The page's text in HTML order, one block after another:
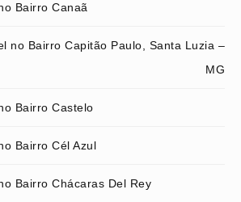
Bairro Canaã
no Bairro Capitão Paulo, Santa Luzia –
MG
Bairro Castelo
Bairro Cél Azul
Bairro Chácaras Del Rey